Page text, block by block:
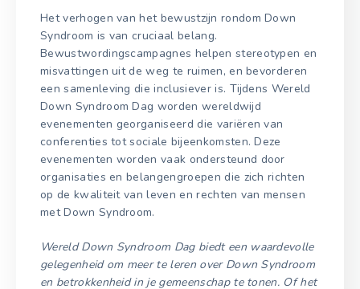
Het verhogen van het bewustzijn rondom Down
Syndroom is van cruciaal belang.
Bewustwordingscampagnes helpen stereotypen en
misvattingen uit de weg te ruimen, en bevorderen
een samenleving die inclusiever is. Tijdens Wereld
Down Syndroom Dag worden wereldwijd
evenementen georganiseerd die variëren van
conferenties tot sociale bijeenkomsten. Deze
evenementen worden vaak ondersteund door
organisaties en belangengroepen die zich richten
op de kwaliteit van leven en rechten van mensen
met Down Syndroom.
Wereld Down Syndroom Dag biedt een waardevolle
gelegenheid om meer te leren over Down Syndroom
en betrokkenheid in je gemeenschap te tonen. Of het